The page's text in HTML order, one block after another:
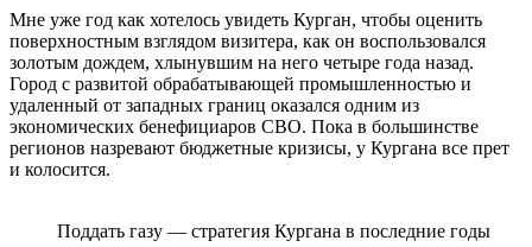
Мне уже год как хотелось увидеть Курган, чтобы оценить
поверхностным взглядом визитера, как он воспользовался
золотым дождем, хлынувшим на него четыре года назад.
Город с развитой обрабатывающей промышленностью и
удаленный от западных границ оказался одним из
экономических бенефициаров СВО. Пока в большинстве
регионов назревают бюджетные кризисы, у Кургана все прет
и колосится.
Поддать газу — стратегия Кургана в последние годы